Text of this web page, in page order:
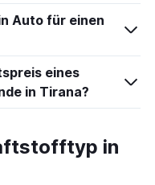
Auto für einen
eines
in Tirana?
in